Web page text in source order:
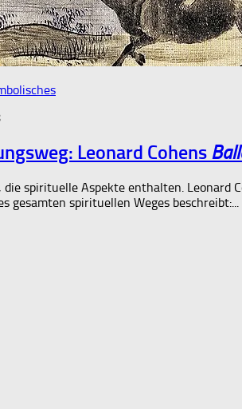
Leonard Cohens
die spirituelle Aspekte enthalten.
gesamten spirituellen Weges beschreibt:...